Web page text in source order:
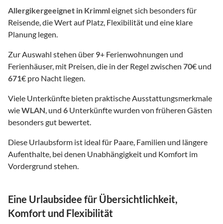
Allergikergeeignet in Krimmleignet sich besonders für
Reisende, die Wert auf Platz, Flexibilität und eine klare
Planung legen.
Zur Auswahl stehen über 9+ Ferienwohnungen und
Ferienhäuser, mit Preisen, die in der Regel zwischen 70€ und
671€ pro Nacht liegen.
Viele Unterkünfte bieten praktische Ausstattungsmerkmale
wieWLAN , und 6 Unterkünfte wurden von früheren Gästen
besonders gut bewertet.
Diese Urlaubsform ist ideal für Paare, Familien und längere
Aufenthalte, bei denen Unabhängigkeit und Komfort im
Vordergrund stehen.
Eine Urlaubsidee für Übersichtlichkeit,
Komfort und Flexibilität